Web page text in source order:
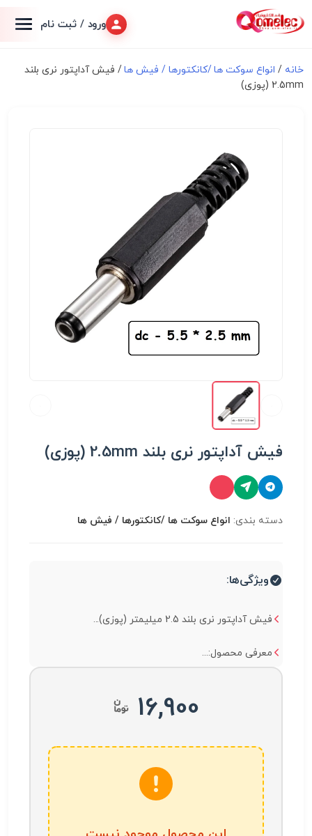
ورود / ثبت نام
خانه / انواع سوكت ها /کانکتورها / فیش ها/ فیش آداپتور نری بلند
2.5mm (پوزی)
فیش آداپتور نری بلند 2.5mm (پوزی)
دسته بندی: انواع سوكت ها /کانکتورها / فیش ها
ویژگی‌ها:
فیش آداپتور نری بلند 2.5 میلیمتر (پوزی)...
معرفی محصول:...
16,900